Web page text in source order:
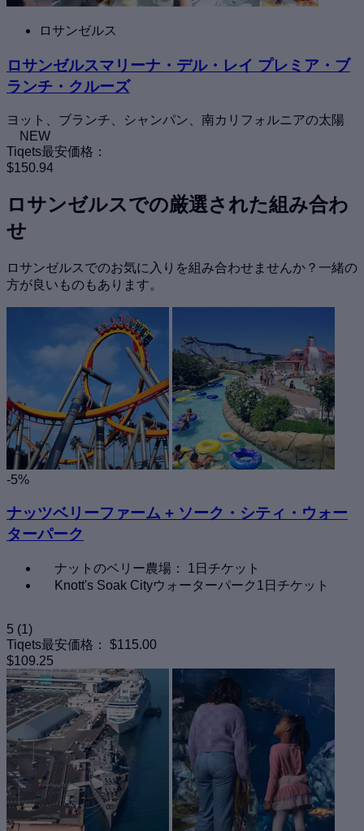
ロサンゼルス
ロサンゼルスマリーナ・デル・レイ プレミア・ブ
ランチ・クルーズ
ヨット、ブランチ、シャンパン、南カリフォルニアの太陽
NEW
Tiqets最安価格：
$150.94
ロサンゼルスでの厳選された組み合わ
せ
ロサンゼルスでのお気に入りを組み合わせませんか？一緒の
方が良いものもあります。
-5%
ナッツベリーファーム + ソーク・シティ・ウォー
ターパーク
ナットのベリー農場： 1日チケット
Knott's Soak Cityウォーターパーク1日チケット
5 (1)
Tiqets最安価格：
$115.00
$109.25